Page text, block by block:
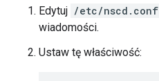
Edytuj /etc/nscd.conf
wiadomości.
Ustaw tę właściwość: